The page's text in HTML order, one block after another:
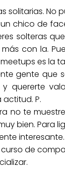
solitarias.
chico de
solteras
con la.
es la
gente que
quererte
P.
no te
bien. Para
de